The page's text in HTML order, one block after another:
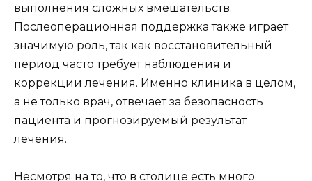
выполнения сложных вмешательств.
Послеоперационная поддержка также играет
значимую роль, так как восстановительный
период часто требует наблюдения и
коррекции лечения. Именно клиника в целом,
а не только врач, отвечает за безопасность
пациента и прогнозируемый результат
лечения.
Несмотря на то, что в столице есть много